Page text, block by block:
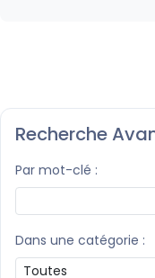
Recherche
Par mot-clé :
Dans une catégorie :